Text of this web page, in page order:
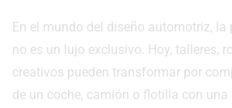
En el mundo del diseño automotriz, la
no es un lujo exclusivo. Hoy, talleres,
creativos pueden transformar por
de un coche, camión o flotilla con